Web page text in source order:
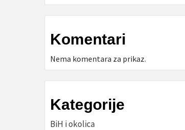
Komentari
Nema komentara za prikaz.
Kategorije
BiH i okolica